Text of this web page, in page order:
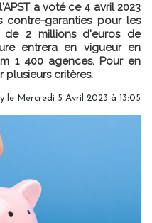
a voté ce 4 avril 2023
contre-garanties pour les
de 2 millions d'euros de
entrera en vigueur en
1 400 agences. Pour en
plusieurs critères.
le Mercredi 5 Avril 2023 à 13:05